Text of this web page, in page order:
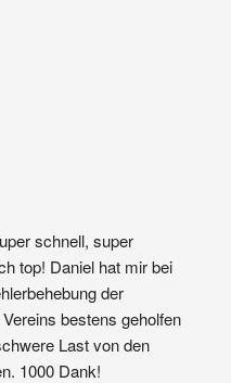
schnell, super
top! Daniel hat mir bei
der
bestens geholfen
Last von den
1000 Dank!